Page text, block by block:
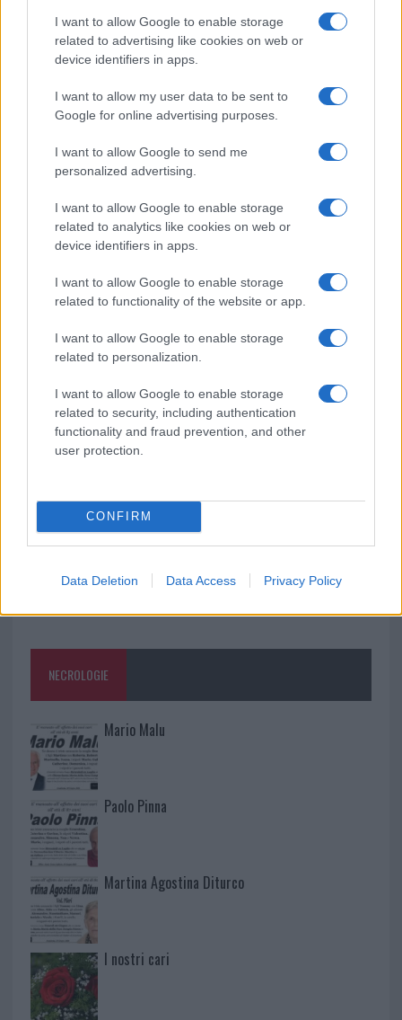
I want to allow Google to enable storage
related to advertising like cookies on web or
device identifiers in apps.
I want to allow my user data to be sent to
Google for online advertising purposes.
I want to allow Google to send me
personalized advertising.
I want to allow Google to enable storage
related to analytics like cookies on web or
device identifiers in apps.
I want to allow Google to enable storage
related to functionality of the website or app.
I want to allow Google to enable storage
related to personalization.
I want to allow Google to enable storage
related to security, including authentication
functionality and fraud prevention, and other
user protection.
CONFIRM
Data Deletion Data Access Privacy Policy
Meteo Olbia 9 agosto, temperature in calo
Salmo finisce in ospedale a Catania, ma il tour
Jovanotti, Gabry Ponte e Alfa: Olbia ombelico del
mondo per una notte
Giorgia Meloni a La Maddalena, la vicesindaco:
“Orgoglio e discrezione per visita privata̶…
Incendio nella notte a Olbia, a fuoco due furgoni
A fuoco un deposito con bombole, intervento dei
vigili del fuoco a Rudalza
NECROLOGIE
Mario Malu
Paolo Pinna
Martina Agostina Diturco
I nostri cari